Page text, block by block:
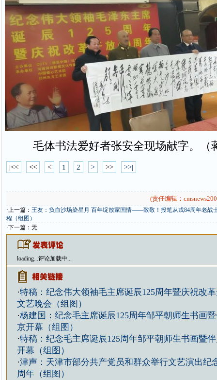
毛体书法爱好者张安全现场献字。（
|<< << < 1 2 > >> >>|
(责任编辑：
·上一篇： 王友：负血沙场染星月 百年绽放家国情——致敬！投笔从戎84周年老战
程（组图）
·下一篇：无
loading...评论加载中...
·特稿：纪念伟大领袖毛主席诞辰125周年暨庆祝改
文艺晚会（组图）
·杨建国：纪念毛主席诞辰125周年邹平朝师生书画
京开幕（组图）
·特稿：纪念毛主席诞辰125周年邹平朝师生书画暨
开幕（组图）
·津声：天津市部分共产党员和群众举行文艺演出纪
周年（组图）